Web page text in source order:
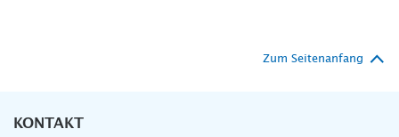
Zum Seitenanfang
KONTAKT